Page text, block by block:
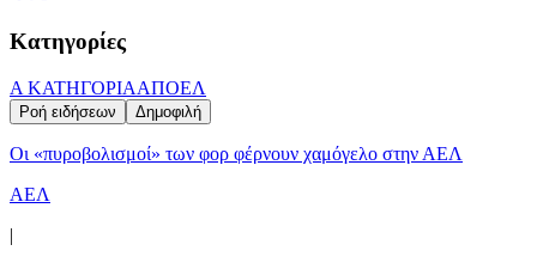
Κατηγορίες
Α ΚΑΤΗΓΟΡΙΑΑΠΟΕΛ
Ροή ειδήσεων Δημοφιλή
Οι «πυροβολισμοί» των φορ φέρνουν χαμόγελο στην ΑΕΛ
ΑΕΛ
|